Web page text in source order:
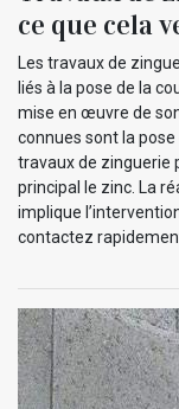
ce que cela
Les travaux de
liés à la pose de la
mise en œuvre de
connues sont la
travaux de zinguerie
principal le zinc. La
implique
contactez